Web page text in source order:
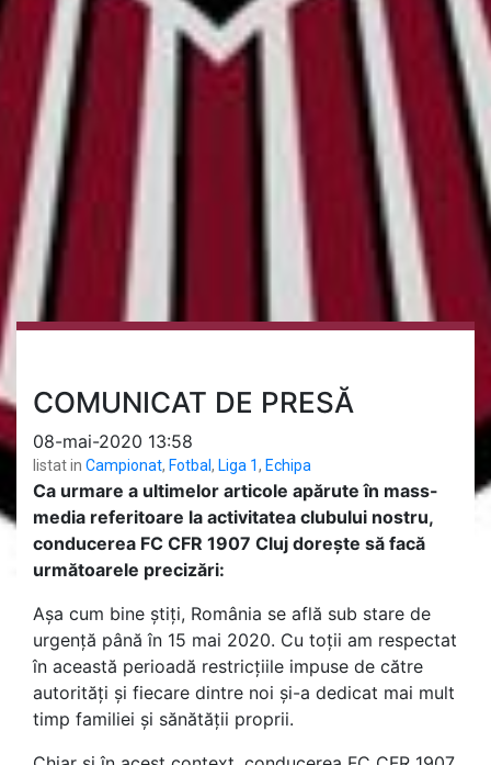
COMUNICAT DE PRESĂ
08-mai-2020 13:58
listat in Campionat, Fotbal, Liga 1, Echipa
Ca urmare a ultimelor articole apărute în mass-
media referitoare la activitatea clubului nostru,
conducerea FC CFR 1907 Cluj dorește să facă
următoarele precizări:
Așa cum bine știți, România se află sub stare de
urgență până în 15 mai 2020. Cu toții am respectat
în această perioadă restricțiile impuse de către
autorități și fiecare dintre noi și-a dedicat mai mult
timp familiei și sănătății proprii.